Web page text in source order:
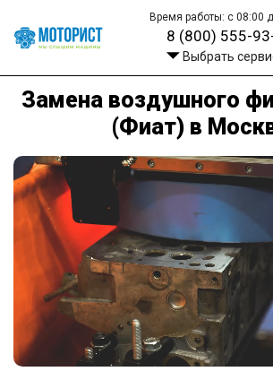
Время работы: с 08:00
8 (800) 555-
Выбрать
Замена воздушного
(Фиат) в